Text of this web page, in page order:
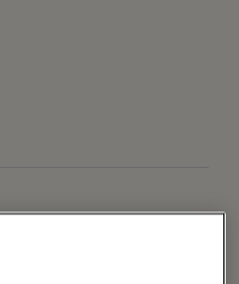
& technician